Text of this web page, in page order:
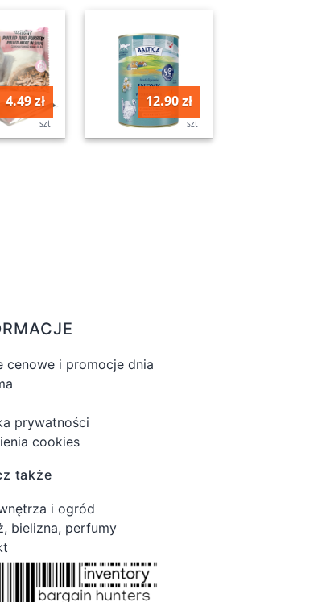
4.49 zł
szt
12.90 zł
szt
cenowe i promocje dnia
prywatności
cookies
także
i ogród
bielizna, perfumy